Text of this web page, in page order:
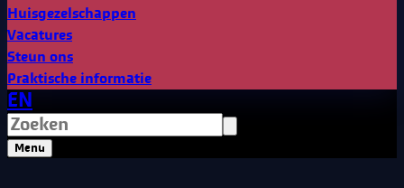
Huisgezelschappen
Vacatures
Steun ons
Praktische informatie
EN
Menu